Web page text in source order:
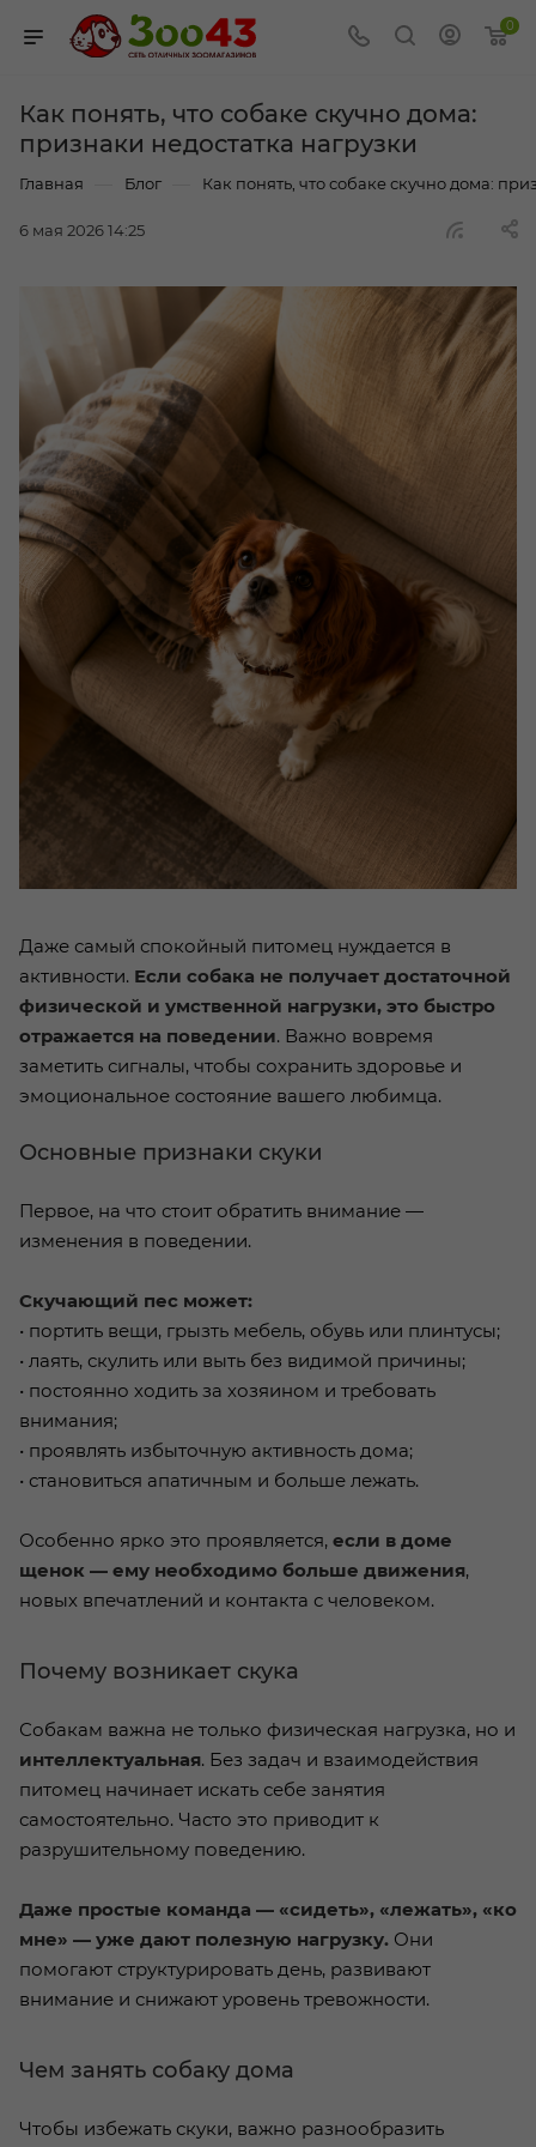
0
Как понять, что собаке скучно дома:
признаки недостатка нагрузки
Главная Блог Как понять, что собаке скучно дома:
6 мая 2026 14:25
Даже самый спокойный питомец нуждается в
активности. Если собака не получает достаточной
физической и умственной нагрузки, это быстро
отражается на поведении. Важно вовремя
заметить сигналы, чтобы сохранить здоровье и
эмоциональное состояние вашего любимца.
Основные признаки скуки
Первое, на что стоит обратить внимание —
изменения в поведении.
Скучающий пес может:
• портить вещи, грызть мебель, обувь или плинтусы;
• лаять, скулить или выть без видимой причины;
• постоянно ходить за хозяином и требовать
внимания;
• проявлять избыточную активность дома;
• становиться апатичным и больше лежать.
Особенно ярко это проявляется, если в доме
щенок — ему необходимо больше движения,
новых впечатлений и контакта с человеком.
Почему возникает скука
Собакам важна не только физическая нагрузка, но и
интеллектуальная. Без задач и взаимодействия
питомец начинает искать себе занятия
самостоятельно. Часто это приводит к
разрушительному поведению.
Даже простые команда — «сидеть», «лежать», «ко
мне» — уже дают полезную нагрузку. Они
помогают структурировать день, развивают
внимание и снижают уровень тревожности.
Чем занять собаку дома
Чтобы избежать скуки, важно разнообразить